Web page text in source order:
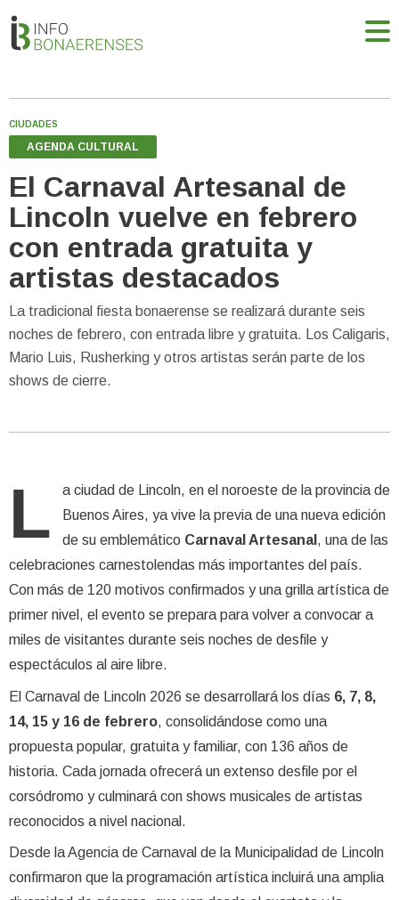
CIUDADES
AGENDA CULTURAL
El Carnaval Artesanal de
Lincoln vuelve en febrero
con entrada gratuita y
artistas destacados
La tradicional fiesta bonaerense se realizará durante seis
noches de febrero, con entrada libre y gratuita. Los Caligaris,
Mario Luis, Rusherking y otros artistas serán parte de los
shows de cierre.
L
a ciudad de Lincoln, en el noroeste de la provincia de
Buenos Aires, ya vive la previa de una nueva edición
de su emblemático Carnaval Artesanal , una de las
celebraciones carnestolendas más importantes del país.
Con más de 120 motivos confirmados y una grilla artística de
primer nivel, el evento se prepara para volver a convocar a
miles de visitantes durante seis noches de desfile y
espectáculos al aire libre.
El Carnaval de Lincoln 2026 se desarrollará los días 6, 7, 8,
14, 15 y 16 de febrero, consolidándose como una
propuesta popular, gratuita y familiar, con 136 años de
historia. Cada jornada ofrecerá un extenso desfile por el
corsódromo y culminará con shows musicales de artistas
reconocidos a nivel nacional.
Desde la Agencia de Carnaval de la Municipalidad de Lincoln
confirmaron que la programación artística incluirá una amplia